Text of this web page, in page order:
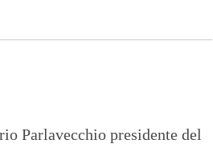
Parlavecchio presidente del